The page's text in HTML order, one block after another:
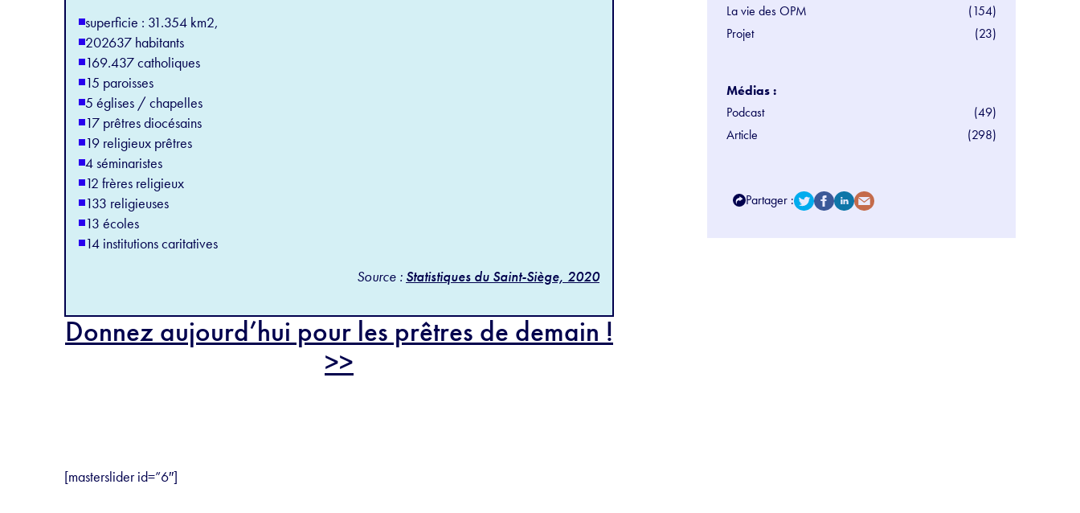
superficie : 31.354 km2,
202637 habitants
169.437 catholiques
15 paroisses
5 églises / chapelles
17 prêtres diocésains
19 religieux prêtres
4 séminaristes
12 frères religieux
133 religieuses
13 écoles
14 institutions caritatives
Source : Statistiques du Saint-Siège, 2020
Donnez aujourd’hui pour les prêtres de demain !
>>
[masterslider id=”6″]
La vie des OPM
(154)
Projet
(23)
Médias :
Podcast
(49)
Article
(298)
Partager :